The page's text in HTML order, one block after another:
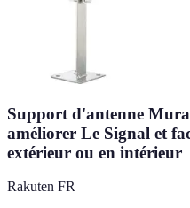
Support d'antenne
améliorer Le Signal et
extérieur ou en intérieur
Rakuten FR